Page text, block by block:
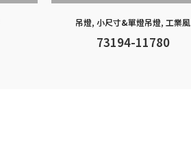
吊燈,小尺寸&單燈吊燈, 工業風
73194-11780